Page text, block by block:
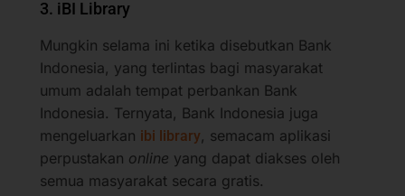
3. iBI Library
Mungkin selama ini ketika disebutkan Bank
Indonesia, yang terlintas bagi masyarakat
umum adalah tempat perbankan Bank
Indonesia. Ternyata, Bank Indonesia juga
mengeluarkan ibi library, semacam aplikasi
perpustakan online yang dapat diakses oleh
semua masyarakat secara gratis.